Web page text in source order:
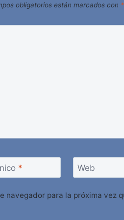
obligatorios están marcados con *
* Web
navegador para la próxima vez